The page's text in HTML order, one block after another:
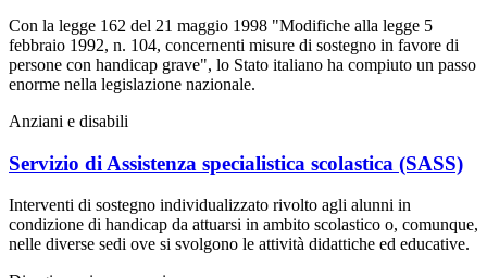
Con la legge 162 del 21 maggio 1998 "Modifiche alla legge 5
febbraio 1992, n. 104, concernenti misure di sostegno in favore di
persone con handicap grave", lo Stato italiano ha compiuto un passo
enorme nella legislazione nazionale.
Anziani e disabili
Servizio di Assistenza specialistica scolastica (SASS)
Interventi di sostegno individualizzato rivolto agli alunni in
condizione di handicap da attuarsi in ambito scolastico o, comunque,
nelle diverse sedi ove si svolgono le attività didattiche ed educative.